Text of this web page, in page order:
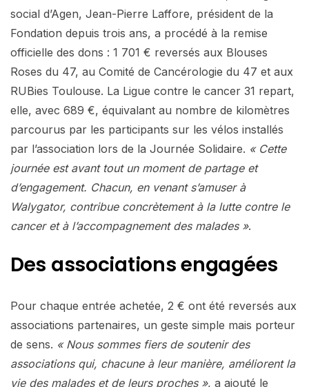
social d’Agen, Jean-Pierre Laffore, président de la
Fondation depuis trois ans, a procédé à la remise
officielle des dons : 1 701 € reversés aux Blouses
Roses du 47, au Comité de Cancérologie du 47 et aux
RUBies Toulouse. La Ligue contre le cancer 31 repart,
elle, avec 689 €, équivalant au nombre de kilomètres
parcourus par les participants sur les vélos installés
par l’association lors de la Journée Solidaire. « Cette
journée est avant tout un moment de partage et
d’engagement. Chacun, en venant s’amuser à
Walygator, contribue concrètement à la lutte contre le
cancer et à l’accompagnement des malades ».
Des associations engagées
Pour chaque entrée achetée, 2 € ont été reversés aux
associations partenaires, un geste simple mais porteur
de sens. « Nous sommes fiers de soutenir des
associations qui, chacune à leur manière, améliorent la
vie des malades et de leurs proches », a ajouté le